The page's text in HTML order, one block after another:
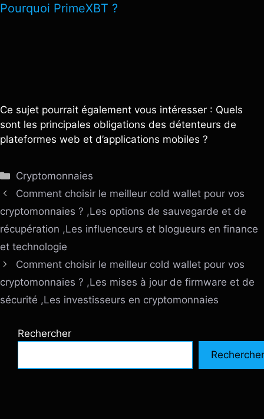
Pourquoi PrimeXBT ?
Ce sujet pourrait également vous intéresser : Quels
sont les principales obligations des détenteurs de
plateformes web et d’applications mobiles ?
Catégories
Cryptomonnaies
Comment choisir le meilleur cold wallet pour vos
cryptomonnaies ? ,Les options de sauvegarde et de
récupération ,Les influenceurs et blogueurs en finance
et technologie
Comment choisir le meilleur cold wallet pour vos
cryptomonnaies ? ,Les mises à jour de firmware et de
sécurité ,Les investisseurs en cryptomonnaies
Rechercher
Rechercher